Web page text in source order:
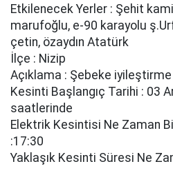
Etkilenecek Yerler : Şehi̇t
marufoğlu, e-90 karayolu
çeti̇n, özaydın Atatürk
İlçe : Nizip
Açıklama : Şebeke i̇yi̇leşti̇rme
Kesinti Başlangıç Tarihi : 03
saatlerinde
Elektrik Kesintisi Ne Zaman
:17:30
Yaklaşık Kesinti Süresi Ne